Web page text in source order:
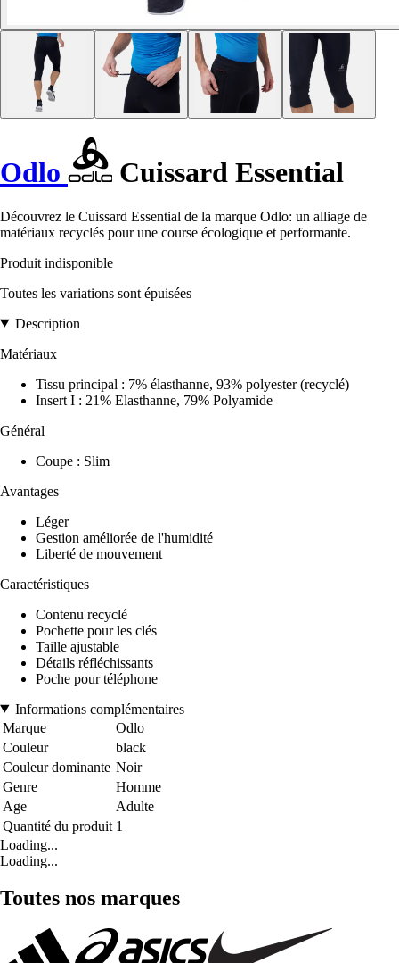
Odlo Cuissard Essential
Découvrez le Cuissard Essential de la marque Odlo: un alliage de
matériaux recyclés pour une course écologique et performante.
Produit indisponible
Toutes les variations sont épuisées
Description
Matériaux
Tissu principal : 7% élasthanne, 93% polyester (recyclé)
Insert I : 21% Elasthanne, 79% Polyamide
Général
Coupe : Slim
Avantages
Léger
Gestion améliorée de l'humidité
Liberté de mouvement
Caractéristiques
Contenu recyclé
Pochette pour les clés
Taille ajustable
Détails réfléchissants
Poche pour téléphone
Informations complémentaires
Marque
Odlo
Couleur
black
Couleur dominante Noir
Genre
Homme
Age
Adulte
Quantité du produit 1
Loading...
Loading...
Toutes nos marques